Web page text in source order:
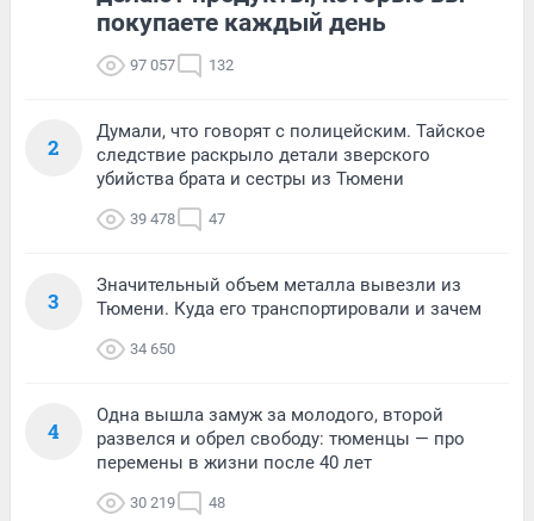
покупаете каждый день
97 057 132
2
Думали, что говорят с полицейским. Тайское
следствие раскрыло детали зверского
убийства брата и сестры из Тюмени
39 478 47
3
Значительный объем металла вывезли из
Тюмени. Куда его транспортировали и зачем
34 650
4
Одна вышла замуж за молодого, второй
развелся и обрел свободу: тюменцы — про
перемены в жизни после 40 лет
30 219 48